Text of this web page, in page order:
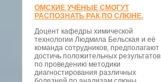
ОМСКИЕ УЧЁНЫЕ СМОГУТ
РАСПОЗНАТЬ РАК ПО СЛЮНЕ.
Доцент кафедры химической
технологии Людмила Бельская и её
команда сотрудников, предполагают
достичь положительных результатов
по проведению методики
диагностирования различных